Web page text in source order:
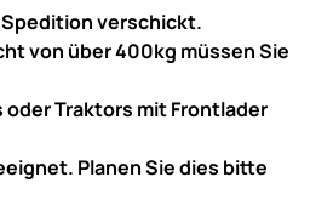
verschickt.
von über 400kg müssen Sie
Traktors mit Frontlader
Planen Sie dies bitte